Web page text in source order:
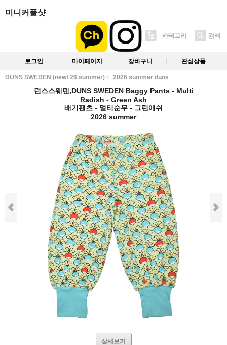
미니커플샷
카테고리 검색
로그인 마이페이지 장바구니 관심상품
DUNS SWEDEN (new! 26 summer) 2026 summer duns
던스스웨덴,DUNS SWEDEN Baggy Pants - Multi
Radish - Green Ash
배기팬츠 - 멀티순무 - 그린애쉬
2026 summer
상세보기